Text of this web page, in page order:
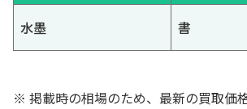
水墨 書
※ 掲載時の相場のため、最新の買取価